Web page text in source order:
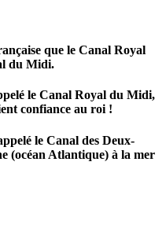
que le Canal Royal
du Midi.
le Canal Royal du Midi,
confiance au roi !
le Canal des Deux-
(océan Atlantique) à la mer